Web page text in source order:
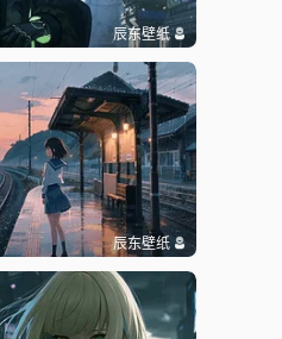
辰东壁纸
辰东壁纸